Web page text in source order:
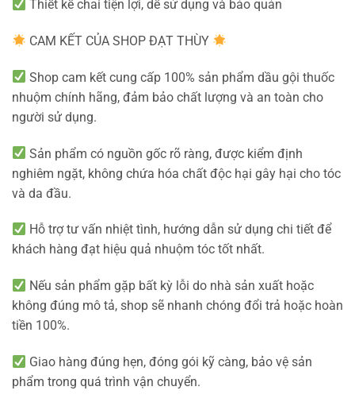
Thiết kế chai tiện lợi, dễ sử dụng và bảo quản
CAM KẾT CỦA SHOP ĐẠT THÙY
Shop cam kết cung cấp 100% sản phẩm dầu gội thuốc
nhuộm chính hãng, đảm bảo chất lượng và an toàn cho
người sử dụng.
Sản phẩm có nguồn gốc rõ ràng, được kiểm định
nghiêm ngặt, không chứa hóa chất độc hại gây hại cho tóc
và da đầu.
Hỗ trợ tư vấn nhiệt tình, hướng dẫn sử dụng chi tiết để
khách hàng đạt hiệu quả nhuộm tóc tốt nhất.
Nếu sản phẩm gặp bất kỳ lỗi do nhà sản xuất hoặc
không đúng mô tả, shop sẽ nhanh chóng đổi trả hoặc hoàn
tiền 100%.
Giao hàng đúng hẹn, đóng gói kỹ càng, bảo vệ sản
phẩm trong quá trình vận chuyển.